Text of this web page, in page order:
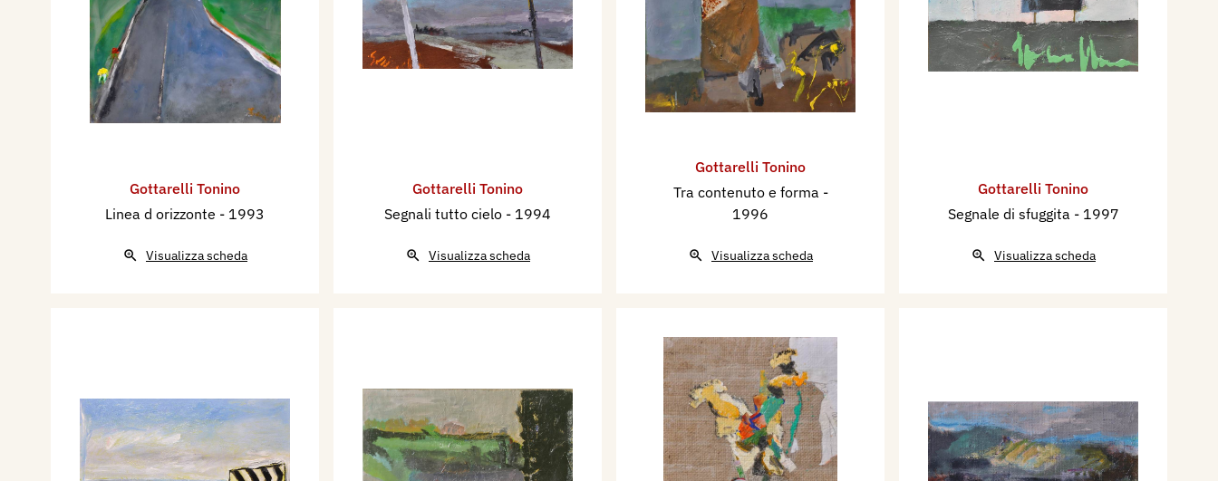
Gottarelli Tonino
Linea d orizzonte - 1993
Visualizza scheda
Gottarelli Tonino
Segnali tutto cielo - 1994
Visualizza scheda
Gottarelli Tonino
Tra contenuto e forma -
1996
Visualizza scheda
Gottarelli Tonino
Segnale di sfuggita - 1997
Visualizza scheda